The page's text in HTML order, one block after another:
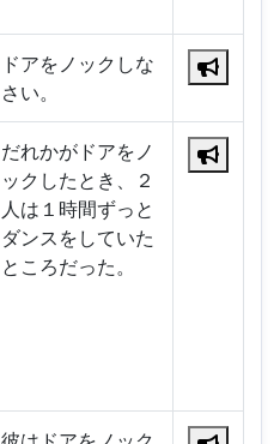
ドアをノックしな
さい。
だれかがドアをノ
ックしたとき、２
人は１時間ずっと
ダンスをしていた
ところだった。